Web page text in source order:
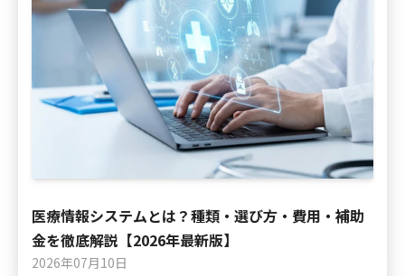
医療情報システムとは？種類・選び方・費用・補助
金を徹底解説【2026年最新版】
2026年07月10日